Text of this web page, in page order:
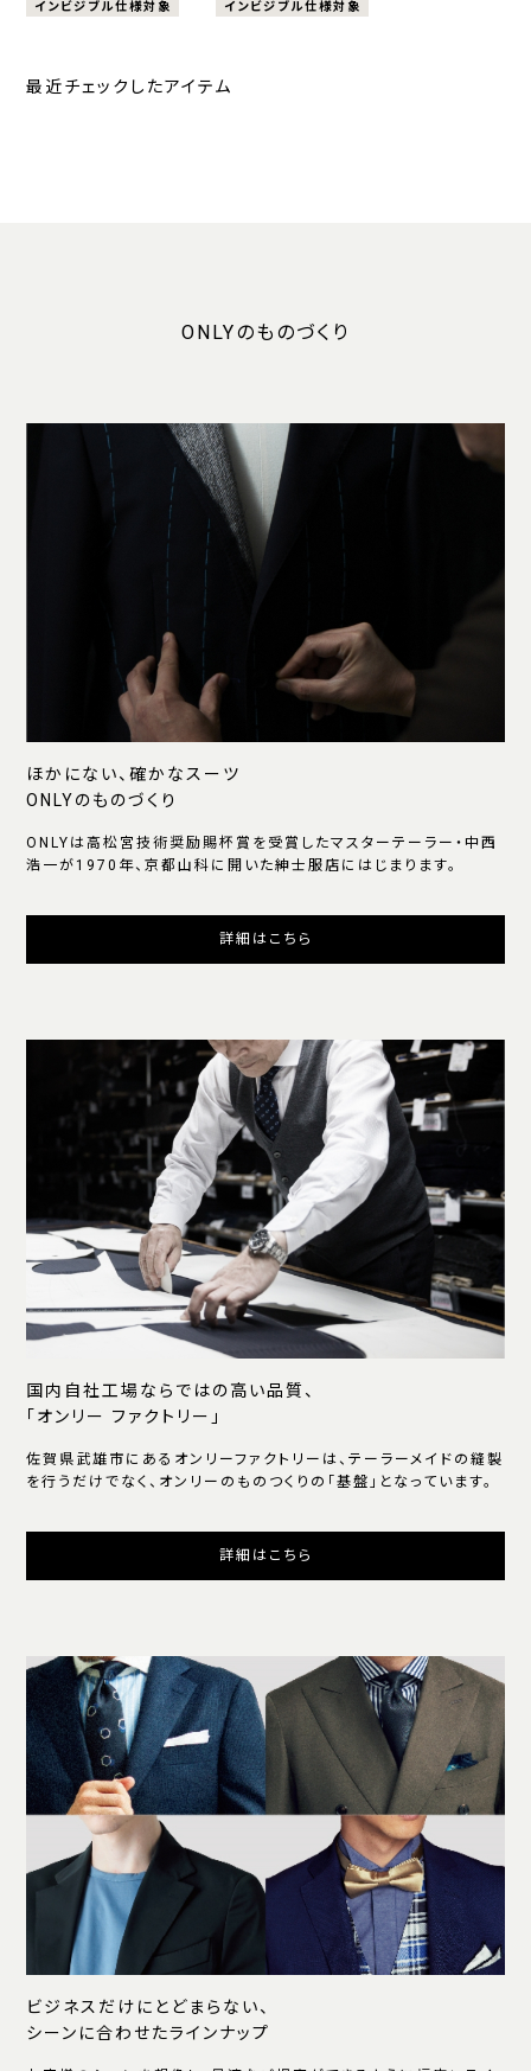
インビジブル仕様対象 インビジブル仕様対象
最近チェックしたアイテム
ONLYのものづくり
ほかにない、確かなスーツ
ONLYのものづくり
ONLYは高松宮技術奨励賜杯賞を受賞したマスターテーラー・中西
浩一が1970年、京都山科に開いた紳士服店にはじまります。
詳細はこちら
国内自社工場ならではの高い品質、
「オンリー ファクトリー」
佐賀県武雄市にあるオンリーファクトリーは、テーラーメイドの縫製
を行うだけでなく、オンリーのものつくりの「基盤」となっています。
詳細はこちら
ビジネスだけにとどまらない、
シーンに合わせたラインナップ